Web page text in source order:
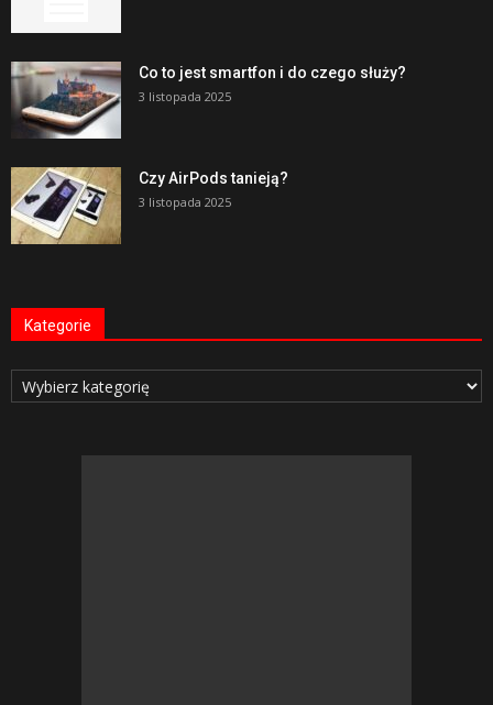
Co to jest smartfon i do czego służy?
3 listopada 2025
Czy AirPods tanieją?
3 listopada 2025
Kategorie
Kategorie